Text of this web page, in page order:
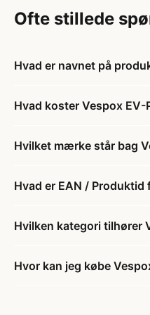
Ofte stillede
Hvad er navnet på
Hvad koster Vespox EV-
Hvilket mærke står bag
Hvad er EAN / Produktid
Hvilken kategori tilhører
Hvor kan jeg købe